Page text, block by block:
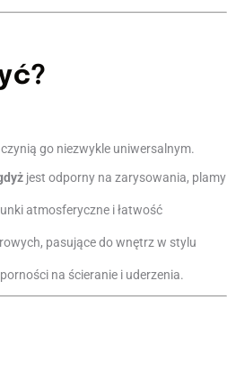
go niezwykle uniwersalnym.
jest odporny na zarysowania, plamy
atmosferyczne i łatwość
pasujące do wnętrz w stylu
na ścieranie i uderzenia.